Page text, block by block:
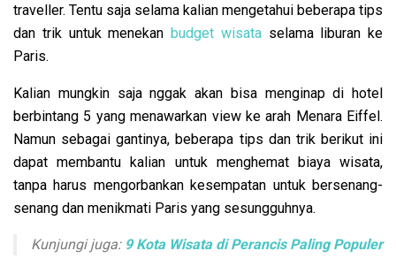
traveller. Tentu saja selama kalian mengetahui beberapa tips
dan trik untuk menekan budget wisataselama liburan ke
Paris.
Kalian mungkin saja nggak akan bisa menginap di hotel
berbintang 5 yang menawarkan view ke arah Menara Eiffel.
Namun sebagai gantinya, beberapa tips dan trik berikut ini
dapat membantu kalian untuk menghemat biaya wisata,
tanpa harus mengorbankan kesempatan untuk bersenang-
senang dan menikmati Paris yang sesungguhnya.
Kunjungi juga: 9 Kota Wisata di Perancis Paling Populer